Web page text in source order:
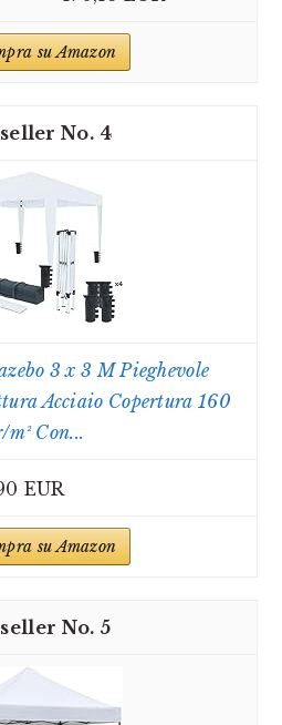
su Amazon
4
3 x 3 M Pieghevole
Acciaio Copertura 160
m² Con...
EUR
su Amazon
5